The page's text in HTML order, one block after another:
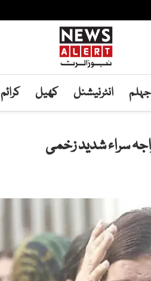
جہلم انٹرنیشنل کھیل کرائم
سراء شدید زخمی